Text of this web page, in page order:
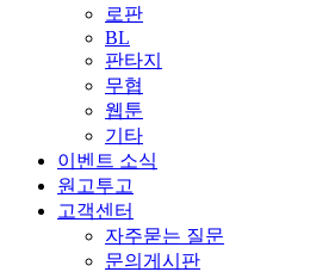
로판
BL
판타지
무협
웹툰
기타
이벤트 소식
원고투고
고객센터
자주묻는 질문
문의게시판